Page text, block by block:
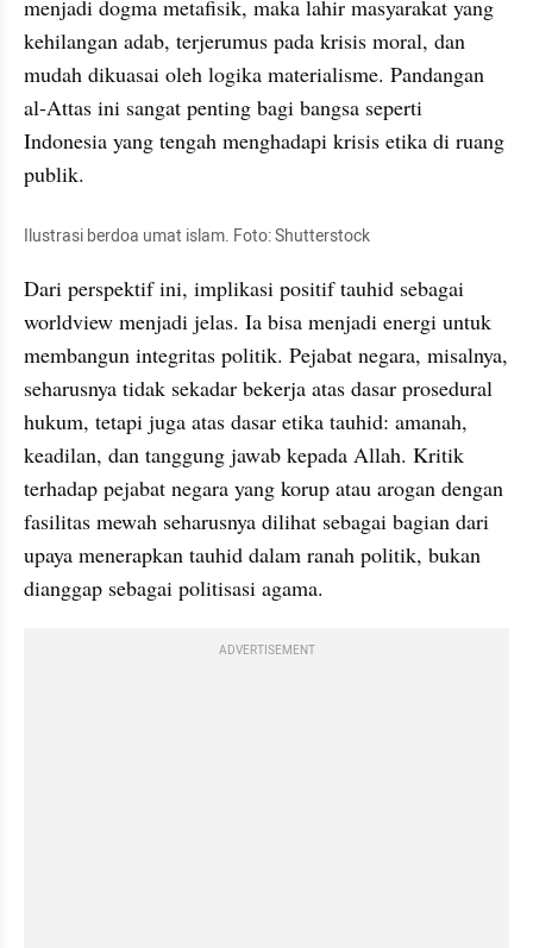
menjadi dogma metafisik, maka lahir masyarakat yang
kehilangan adab, terjerumus pada krisis moral, dan
mudah dikuasai oleh logika materialisme. Pandangan
al-Attas ini sangat penting bagi bangsa seperti
Indonesia yang tengah menghadapi krisis etika di ruang
publik.
Ilustrasi berdoa umat islam. Foto: Shutterstock
Dari perspektif ini, implikasi positif tauhid sebagai
worldview menjadi jelas. Ia bisa menjadi energi untuk
membangun integritas politik. Pejabat negara, misalnya,
seharusnya tidak sekadar bekerja atas dasar prosedural
hukum, tetapi juga atas dasar etika tauhid: amanah,
keadilan, dan tanggung jawab kepada Allah. Kritik
terhadap pejabat negara yang korup atau arogan dengan
fasilitas mewah seharusnya dilihat sebagai bagian dari
upaya menerapkan tauhid dalam ranah politik, bukan
dianggap sebagai politisasi agama.
ADVERTISEMENT